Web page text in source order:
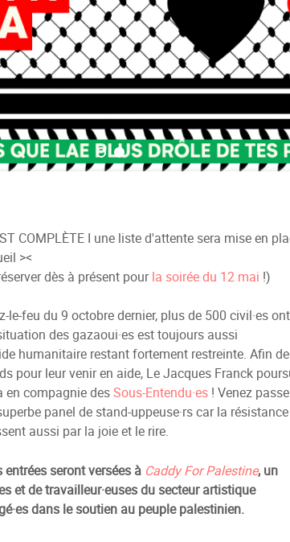
COMPLÈTE I une liste d'attente sera mise en
><
dès à présent pourla soirée du 12 mai !)
le-feu du 9 octobre dernier, plus de 500 civil·es ont
des gazaoui·es est toujours aussi
humanitaire restant fortement restreinte. Afin de
pour leur venir en aide, Le Jacques Franck
en compagnie desSous-Entendu·es! Venez
panel de stand-uppeuse·rs car la
aussi par la joie et le rire.
entrées seront versées à Caddy For Palestine, un
et de travailleur·euses du secteur artistique
dans le soutien au peuple palestinien.